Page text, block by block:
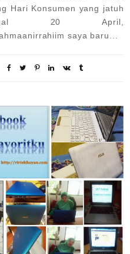
Hari Konsumen yang jatuh
20 April,
saya baru...